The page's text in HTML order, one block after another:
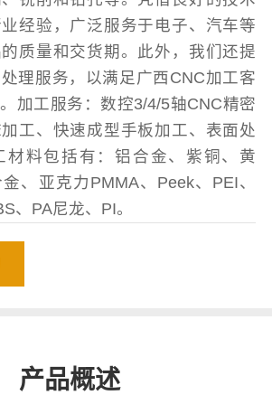
经验，广泛服务于电子、汽车等
质量和交货期。此外，我们还提
理服务，以满足广西CNC加工客
加工服务：数控3/4/5轴CNC精密
工、快速成型手板加工、表面处
材料包括有：铝合金、紫铜、黄
、亚克力PMMA、Peek、PEI、
、PA尼龙、PI。
产品概述